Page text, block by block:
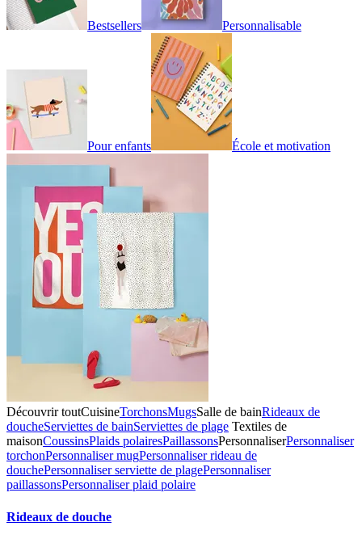
Bestsellers Personnalisable
Pour enfants École et motivation
Découvrir toutCuisineTorchonsMugsSalle de bainRideaux de
doucheServiettes de bainServiettes de plage Textiles de
maisonCoussinsPlaids polairesPaillassonsPersonnaliserPersonnaliser
torchonPersonnaliser mugPersonnaliser rideau de
douchePersonnaliser serviette de plagePersonnaliser
paillassonsPersonnaliser plaid polaire
Rideaux de douche